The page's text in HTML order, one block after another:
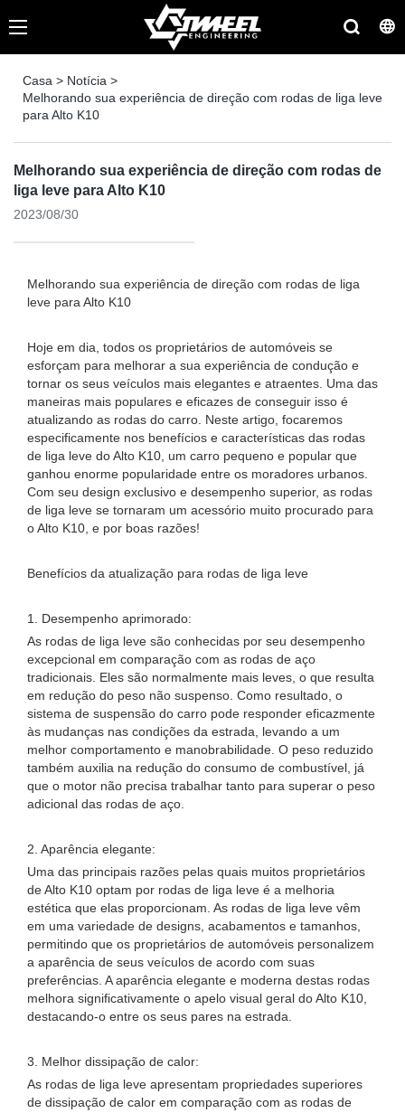
Casa > Notícia >
Melhorando sua experiência de direção com rodas de liga leve
para Alto K10
Melhorando sua experiência de direção com rodas de
liga leve para Alto K10
2023/08/30
Melhorando sua experiência de direção com rodas de liga
leve para Alto K10
Hoje em dia, todos os proprietários de automóveis se
esforçam para melhorar a sua experiência de condução e
tornar os seus veículos mais elegantes e atraentes. Uma das
maneiras mais populares e eficazes de conseguir isso é
atualizando as rodas do carro. Neste artigo, focaremos
especificamente nos benefícios e características das rodas
de liga leve do Alto K10, um carro pequeno e popular que
ganhou enorme popularidade entre os moradores urbanos.
Com seu design exclusivo e desempenho superior, as rodas
de liga leve se tornaram um acessório muito procurado para
o Alto K10, e por boas razões!
Benefícios da atualização para rodas de liga leve
1. Desempenho aprimorado:
As rodas de liga leve são conhecidas por seu desempenho
excepcional em comparação com as rodas de aço
tradicionais. Eles são normalmente mais leves, o que resulta
em redução do peso não suspenso. Como resultado, o
sistema de suspensão do carro pode responder eficazmente
às mudanças nas condições da estrada, levando a um
melhor comportamento e manobrabilidade. O peso reduzido
também auxilia na redução do consumo de combustível, já
que o motor não precisa trabalhar tanto para superar o peso
adicional das rodas de aço.
2. Aparência elegante:
Uma das principais razões pelas quais muitos proprietários
de Alto K10 optam por rodas de liga leve é ​​a melhoria
estética que elas proporcionam. As rodas de liga leve vêm
em uma variedade de designs, acabamentos e tamanhos,
permitindo que os proprietários de automóveis personalizem
a aparência de seus veículos de acordo com suas
preferências. A aparência elegante e moderna destas rodas
melhora significativamente o apelo visual geral do Alto K10,
destacando-o entre os seus pares na estrada.
3. Melhor dissipação de calor:
As rodas de liga leve apresentam propriedades superiores
de dissipação de calor em comparação com as rodas de